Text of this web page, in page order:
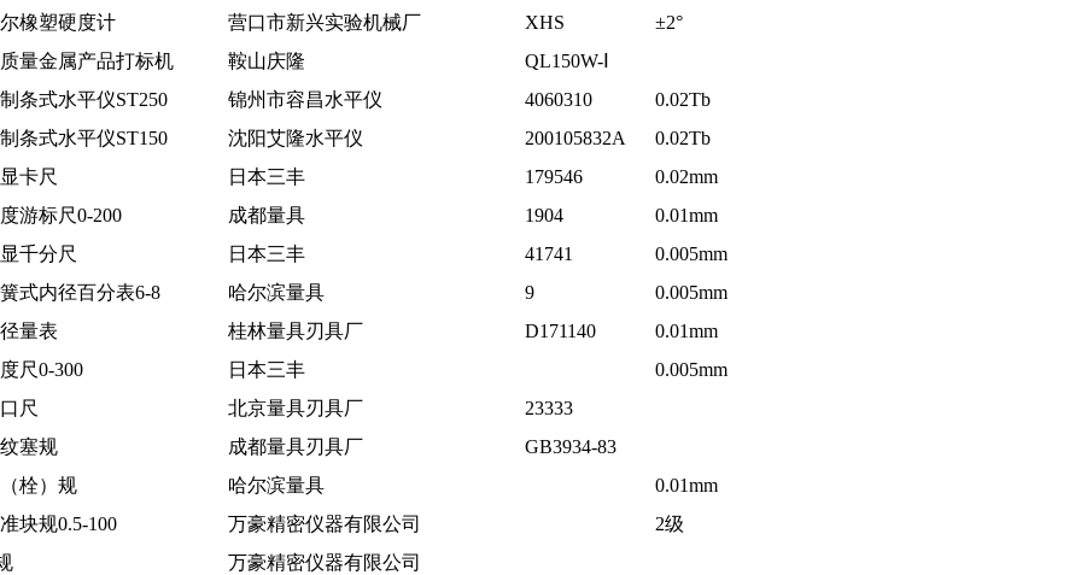
橡塑硬度计
营口市新兴实验机械厂 XHS
±2°
量金属产品打标机
鞍山庆隆
QL150W-Ⅰ
条式水平仪ST250
锦州市容昌水平仪 4060310
0.02Tb
条式水平仪ST150
沈阳艾隆水平仪 200105832A
0.02Tb
卡尺
日本三丰 179546
0.02mm
游标尺0-200
成都量具 1904
0.01mm
千分尺
日本三丰 41741
0.005mm
式内径百分表6-8
哈尔滨量具 9
0.005mm
量表
桂林量具刃具厂 D171140
0.01mm
尺0-300
日本三丰
0.005mm
尺
北京量具刃具厂
23333
塞规
成都量具刃具厂
GB3934-83
栓）规
哈尔滨量具
0.01mm
块规0.5-100
万豪精密仪器有限公司
2级
万豪精密仪器有限公司